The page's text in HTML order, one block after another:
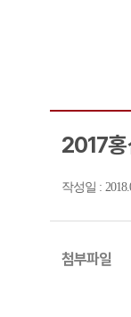
2017홍
작성일 :
첨부파일